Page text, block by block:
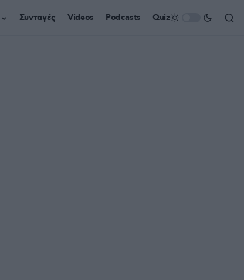
Συνταγές Videos Podcasts Quiz